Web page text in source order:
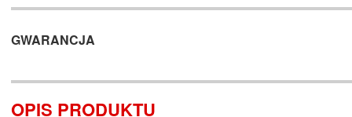
GWARANCJA
OPIS PRODUKTU